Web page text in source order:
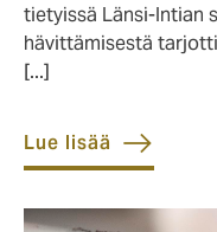
tietyissä Länsi-Intian
hävittämisestä
[...]
Lue lisää